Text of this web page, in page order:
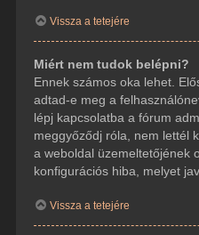
Vissza a tetejére
Miért nem tudok belépni?
Ennek számos oka lehet.
adtad-e meg a
lépj kapcsolatba a fórum
meggyőződj róla, nem lettél
a weboldal üzemeltetőjének
konfigurációs hiba, melyet
Vissza a tetejére